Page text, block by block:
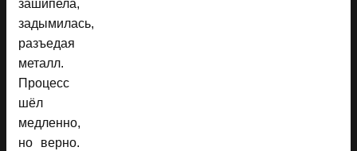
зашипела,
задымилась,
разъедая
металл.
Процесс
шёл
медленно,
но верно.